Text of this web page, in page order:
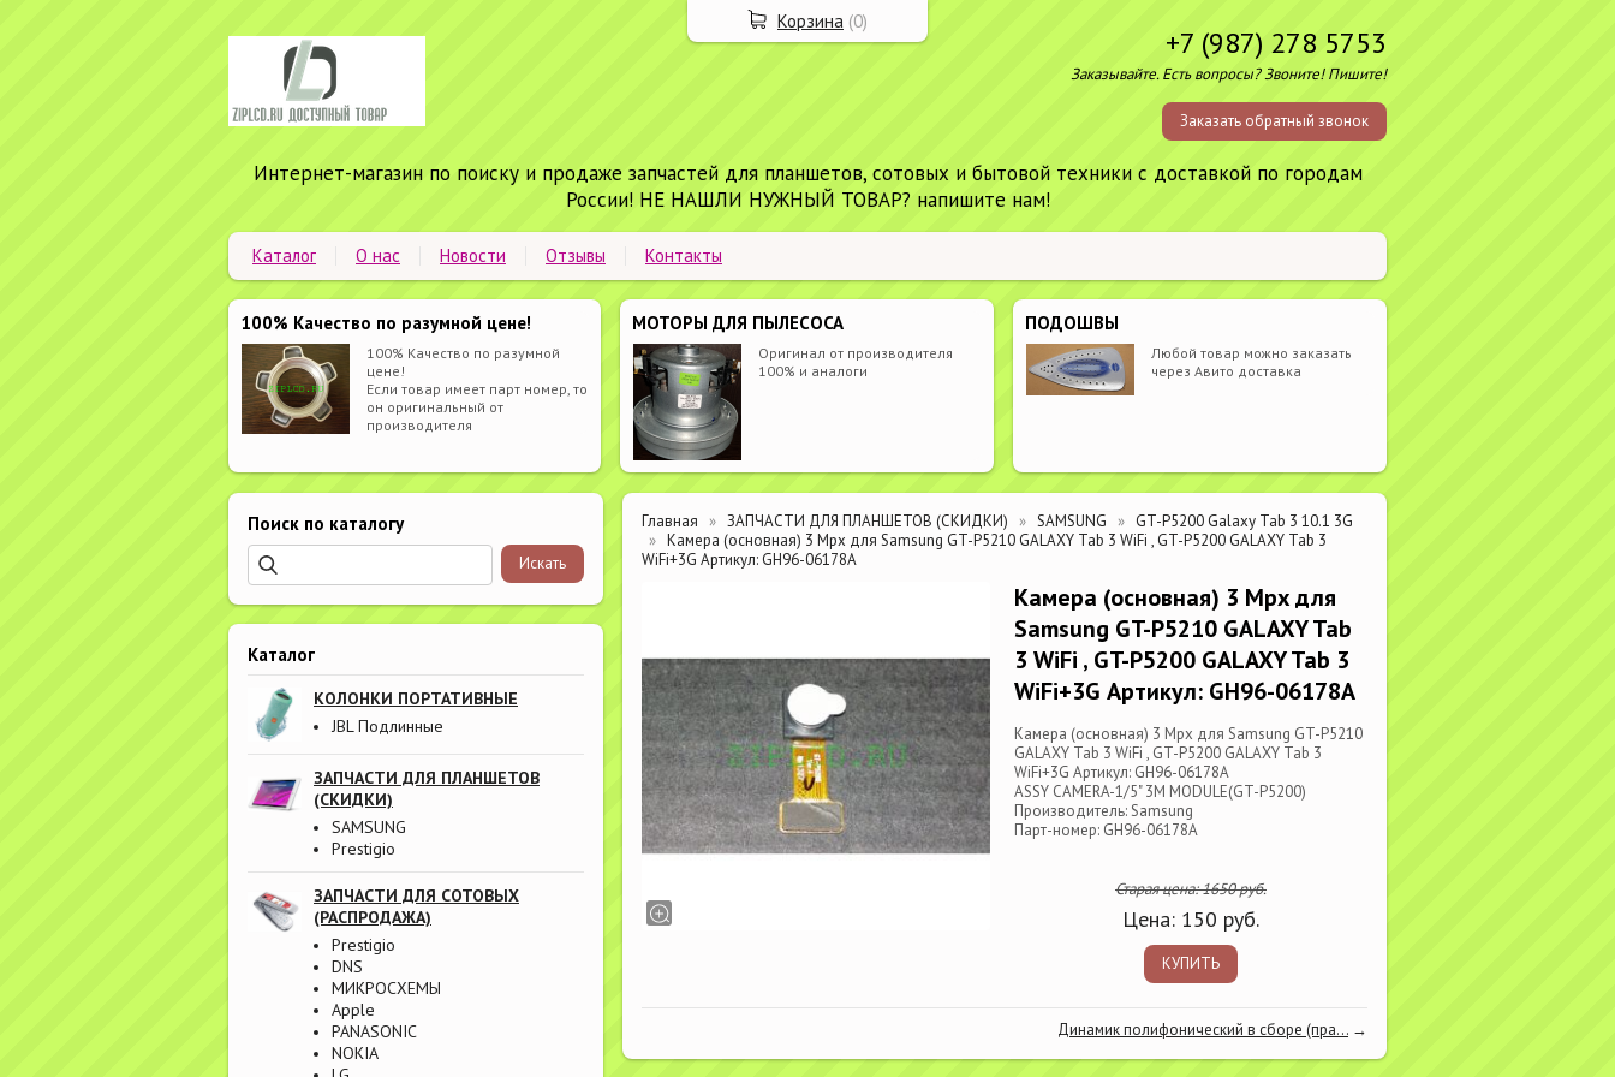
+7 (987) 278 5753
Заказывайте. Есть вопросы? Звоните! Пишите!
Заказать обратный звонок
Интернет-магазин по поиску и продаже запчастей для планшетов, сотовых и бытовой техники с доставкой по городам
России! НЕ НАШЛИ НУЖНЫЙ ТОВАР? напишите нам!
Каталог О нас Новости Отзывы Контакты
100% Качество по разумной цене!
100% Качество по разумной
цене!
Если товар имеет парт номер, то
он оригинальный от
производителя
МОТОРЫ ДЛЯ ПЫЛЕСОСА
Оригинал от производителя
100% и аналоги
ПОДОШВЫ
Любой товар можно заказать
через Авито доставка
Поиск по каталогу
Каталог
КОЛОНКИ ПОРТАТИВНЫЕ
JBL Подлинные
ЗАПЧАСТИ ДЛЯ ПЛАНШЕТОВ
(СКИДКИ)
SAMSUNG
Prestigio
ЗАПЧАСТИ ДЛЯ СОТОВЫХ
(РАСПРОДАЖА)
Prestigio
DNS
МИКРОСХЕМЫ
Apple
PANASONIC
NOKIA
Главная ЗАПЧАСТИ ДЛЯ ПЛАНШЕТОВ (СКИДКИ) SAMSUNG
GT-P5200 Galaxy Tab 3 10.1 3G
Камера (основная) 3 Mpx для Samsung GT-P5210 GALAXY Tab 3 WiFi , GT-P5200 GALAXY Tab 3
WiFi+3G Артикул: GH96-06178A
Камера (основная) 3 Mpx для
Samsung GT-P5210 GALAXY Tab
3 WiFi , GT-P5200 GALAXY Tab 3
WiFi+3G Артикул: GH96-06178A
Камера (основная) 3 Mpx для Samsung GT-P5210
GALAXY Tab 3 WiFi , GT-P5200 GALAXY Tab 3
WiFi+3G Артикул: GH96-06178A
ASSY CAMERA-1/5" 3M MODULE(GT-P5200)
Производитель: Samsung
Парт-номер: GH96-06178A
Старая цена:1650руб.
Цена: 150 руб.
КУПИТЬ
Динамик полифонический в сборе (пра... →
Корзина (0)